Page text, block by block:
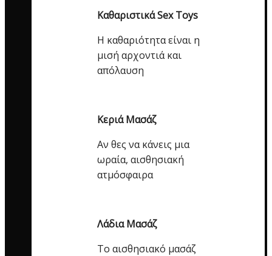
Καθαριστικά Sex Toys
Η καθαριότητα είναι η
μισή αρχοντιά και
απόλαυση
Κεριά Μασάζ
Αν θες να κάνεις μια
ωραία, αισθησιακή
ατμόσφαιρα
Λάδια Μασάζ
Το αισθησιακό μασάζ